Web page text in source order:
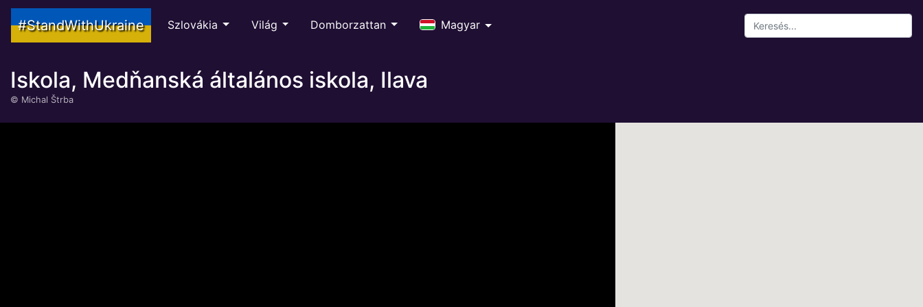
#StandWithUkraine Szlovákia Világ Domborzattan Magyar
Iskola, Medňanská általános iskola, Ilava
© Michal Štrba